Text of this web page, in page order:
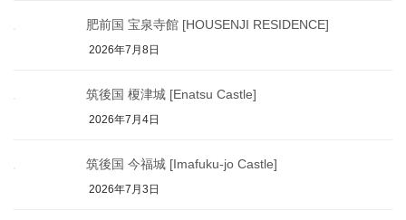
肥前国 宝泉寺館 [HOUSENJI RESIDENCE]
2026年7月8日
筑後国 榎津城 [Enatsu Castle]
2026年7月4日
筑後国 今福城 [Imafuku-jo Castle]
2026年7月3日